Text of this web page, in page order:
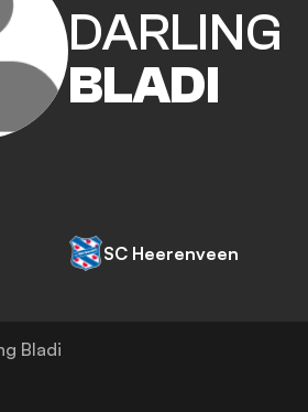
DARLING
BLADI
SC Heerenveen
Bladi